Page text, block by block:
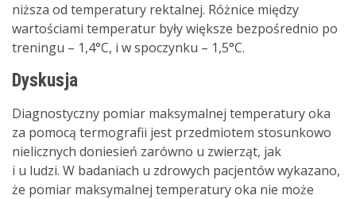
niższa od temperatury rektalnej. Różnice między
wartościami temperatur były większe bezpośrednio po
treningu – 1,4°C, i w spoczynku – 1,5°C.
Dyskusja
Diagnostyczny pomiar maksymalnej temperatury oka
za pomocą termografii jest przedmiotem stosunkowo
nielicznych doniesień zarówno u zwierząt, jak
i u ludzi. W badaniach u zdrowych pacjentów wykazano,
że pomiar maksymalnej temperatury oka nie może